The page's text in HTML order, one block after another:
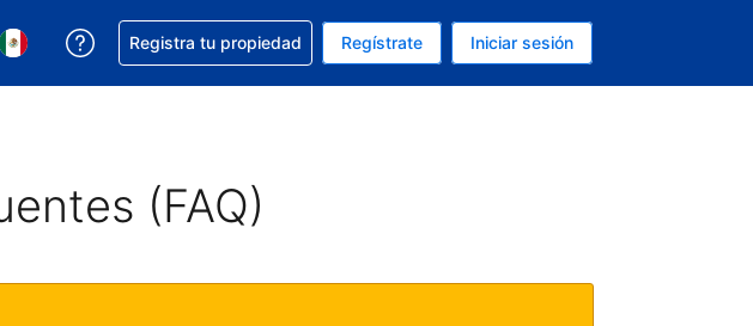
moneda. Tu moneda actual es Dólar de EEUU
Elegir el idioma que prefieres. Tu idioma actual es Español (México)
Obtener ayuda con la reservación
Registra tu propiedad Regístrate Iniciar sesión
(FAQ)